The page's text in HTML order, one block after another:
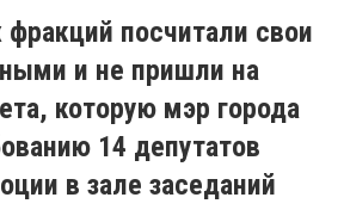
посчитали свои
и не пришли на
которую мэр города
14 депутатов
в зале заседаний